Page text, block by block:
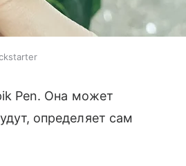
Pen. Она может
определяет сам